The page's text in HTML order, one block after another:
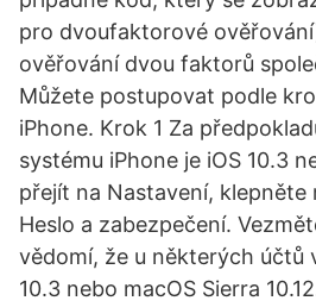
pro dvoufaktorové
ověřování dvou faktorů
Můžete postupovat podle
iPhone. Krok 1 Za
systému iPhone je iOS 10.3
přejít na Nastavení, klepněte
Heslo a zabezpečení.
vědomí, že u některých účtů
10.3 nebo macOS Sierra